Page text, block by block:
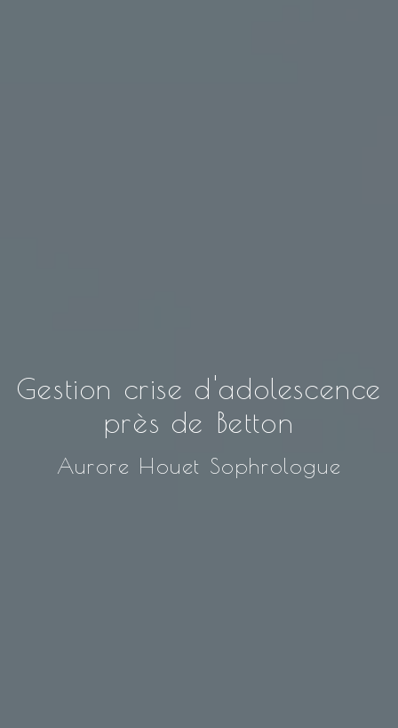
Gestion crise d'adolescence
près de Betton
Aurore Houet Sophrologue